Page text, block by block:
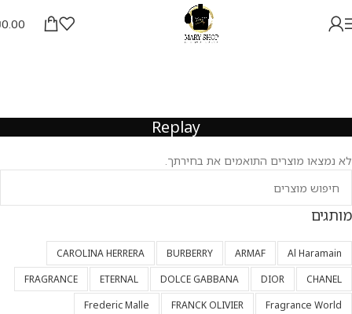
0.00
Replay
לא נמצאו מוצרים התואמים את בחירתך.
מותגים
Al Haramain
ARMAF
BURBERRY
CAROLINA HERRERA
CHANEL
DIOR
DOLCE GABBANA
ETERNAL
FRAGRANCE
Fragrance World
FRANCK OLIVIER
Frederic Malle